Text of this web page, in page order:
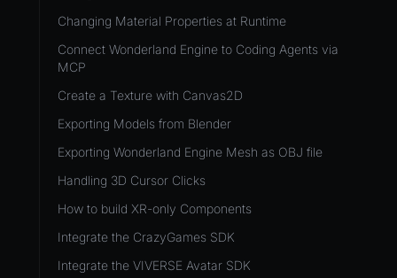
Release & Deploy
Royalty
JavaScript
Unity to Wonderland
Development Flow
Views
Plugins
Source Control
CI/CD
WL
WonderlandEngine
XR
AnimationComponent
BrokenComponent
CollisionComponent
InputComponent
Changing Material Properties at Runtime
Connect Wonderland Engine to Coding Agents via
MCP
Create a Texture with Canvas2D
Exporting Models from Blender
Exporting Wonderland Engine Mesh as OBJ file
Handling 3D Cursor Clicks
How to build XR-only Components
Integrate the CrazyGames SDK
Integrate the VIVERSE Avatar SDK